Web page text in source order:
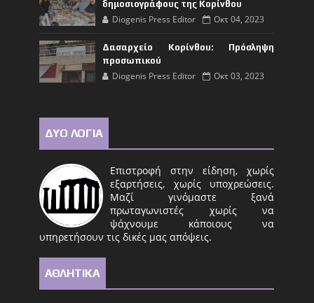
δημοσιογράφους της Κορίνθου
Diogenis Press Editor Οκτ 04, 2023
Δασαρχείο Κορίνθου: Πρόσληψη
προσωπικού
Diogenis Press Editor Οκτ 03, 2023
ΔΥΟ ΛΟΓΙΑ
Επιστροφή στην είδηση, χωρίς
εξαρτήσεις, χωρίς υποχρεώσεις.
Μαζί γινόμαστε ξανά
πρωταγωνιστές χωρίς να
ψάχνουμε κάποιους να
υπηρετήσουν τις δικές μας απόψεις.
ΑΘΛΗΤΙΚΑ